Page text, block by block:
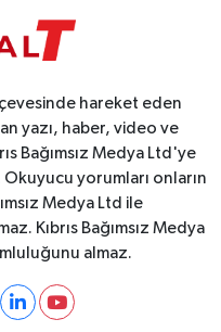
hareket eden
yazı, haber, video ve
Bağımsız Medya Ltd'ye
yorumları onların
Medya Ltd ile
Kıbrıs Bağımsız Medya
almaz.